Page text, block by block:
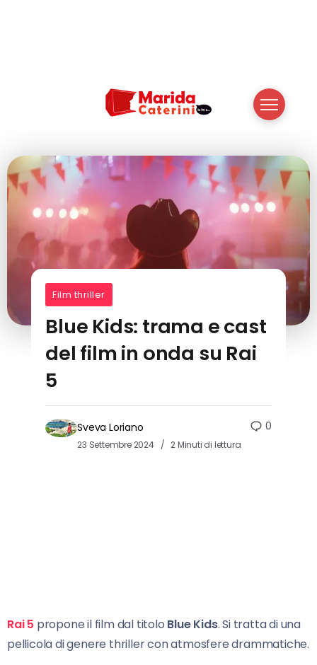
Film thriller
Blue Kids: trama e cast
del film in onda su Rai
5
Sveva Loriano
23 Settembre 2024 2 Minuti di lettura
0
Rai 5 propone il film dal titolo Blue Kids. Si tratta di una
pellicola di genere thriller con atmosfere drammatiche.